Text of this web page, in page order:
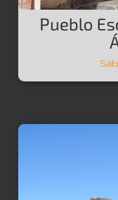
Pueblo